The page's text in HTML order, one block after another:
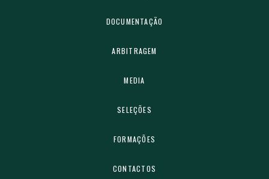
DOCUMENTAÇÃO
ARBITRAGEM
MEDIA
SELEÇÕES
FORMAÇÕES
CONTACTOS